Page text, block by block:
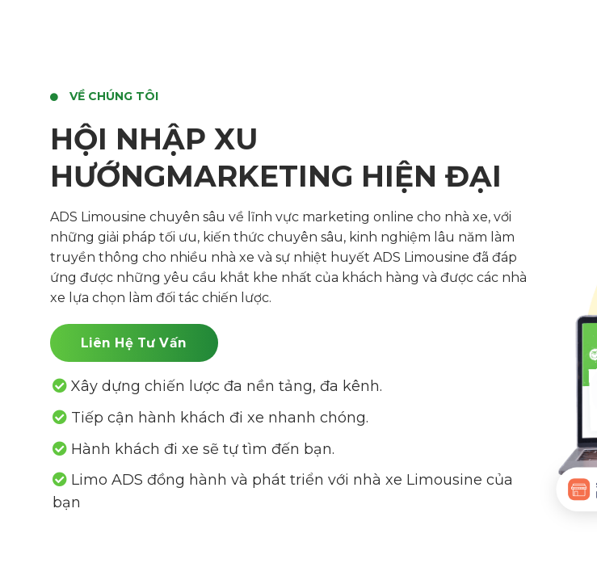
VỀ CHÚNG TÔI
HỘI NHẬP XU
HƯỚNGMARKETING HIỆN ĐẠI
ADS Limousine chuyên sâu về lĩnh vực marketing online cho nhà xe, với
những giải pháp tối ưu, kiến thức chuyên sâu, kinh nghiệm lâu năm làm
truyền thông cho nhiều nhà xe và sự nhiệt huyết ADS Limousine đã đáp
ứng được những yêu cầu khắt khe nhất của khách hàng và được các nhà
xe lựa chọn làm đối tác chiến lược.
Liên Hệ Tư Vấn
Xây dựng chiến lược đa nền tảng, đa kênh.
Tiếp cận hành khách đi xe nhanh chóng.
Hành khách đi xe sẽ tự tìm đến bạn.
Limo ADS đồng hành và phát triển với nhà xe Limousine của
bạn